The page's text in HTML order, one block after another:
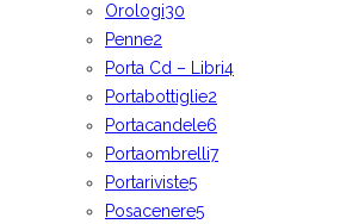
Orologi30
Penne2
Porta Cd – Libri4
Portabottiglie2
Portacandele6
Portaombrelli7
Portariviste5
Posacenere5